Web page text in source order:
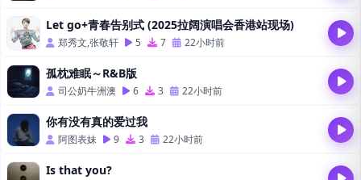
Let go+青春告别式 (2025拉阔演唱会香港站现场)
郑秀文,张敬轩 5 7 22小时前
孤枕难眠～R&B版
司公奶牛洲澳 6 3 22小时前
你有没有真的爱过我
阿图表妹 9 3 22小时前
Is that you?